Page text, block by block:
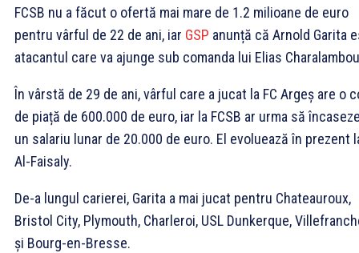
FCSB nu a făcut o ofertă mai mare de 1.2 milioane de euro
pentru vârful de 22 de ani, iar GSP anunță că Arnold Garita
atacantul care va ajunge sub comanda lui Elias
În vârstă de 29 de ani, vârful care a jucat la FC Argeș are o
de piață de 600.000 de euro, iar la FCSB ar urma să
un salariu lunar de 20.000 de euro. El evoluează în prezent
Al-Faisaly.
De-a lungul carierei, Garita a mai jucat pentru Chateauroux,
Bristol City, Plymouth, Charleroi, USL Dunkerque,
și Bourg-en-Bresse.